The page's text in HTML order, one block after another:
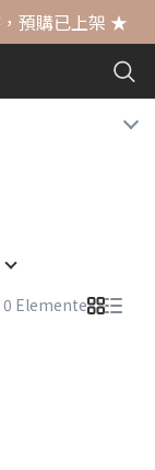
預購已上架 ★
Elemente